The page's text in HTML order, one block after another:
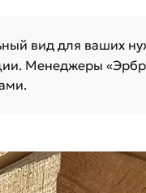
вид для ваших
Менеджеры